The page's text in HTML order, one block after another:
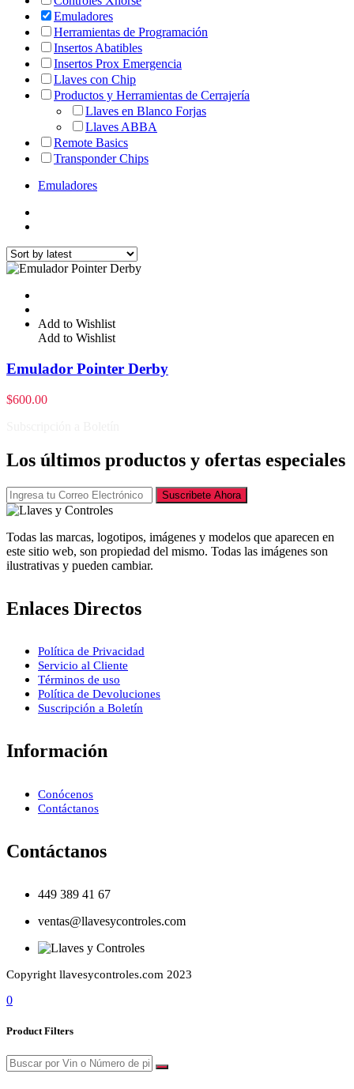
Emuladores
Herramientas de Programación
Insertos Abatibles
Insertos Prox Emergencia
Llaves con Chip
Productos y Herramientas de Cerrajería
Llaves en Blanco Forjas
Llaves ABBA
Remote Basics
Transponder Chips
Emuladores
Add to Wishlist
Add to Wishlist
Emulador Pointer Derby
$600.00
Los últimos productos y ofertas especiales
Suscribete Ahora
Todas las marcas, logotipos, imágenes y modelos que aparecen en
este sitio web, son propiedad del mismo. Todas las imágenes son
ilustrativas y pueden cambiar.
Enlaces Directos
Política de Privacidad
Servicio al Cliente
Términos de uso
Política de Devoluciones
Suscripción a Boletín
Información
Conócenos
Contáctanos
Contáctanos
449 389 41 67
ventas@llavesycontroles.com
Copyright llavesycontroles.com 2023
0
Product Filters